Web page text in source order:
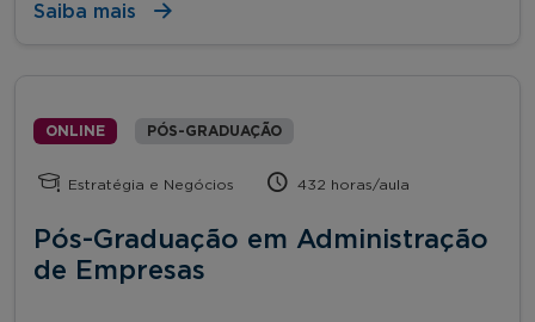
Saiba mais
ONLINE PÓS-GRADUAÇÃO
Estratégia e Negócios 432 horas/aula
Pós-Graduação em Administração
de Empresas